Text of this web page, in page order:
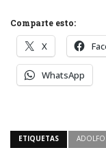
Comparte esto:
X
WhatsApp
ETIQUETAS ADOLFO